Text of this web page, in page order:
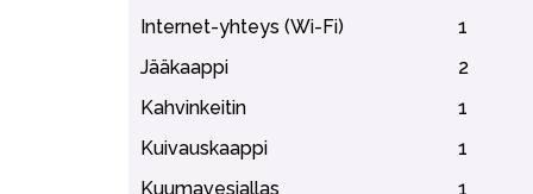
Internet-yhteys (Wi-Fi)
1
Jääkaappi
2
Kahvinkeitin
1
Kuivauskaappi
1
Kuumavesiallas
1